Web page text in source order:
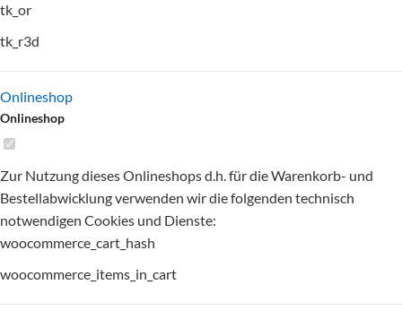
tk_or
tk_r3d
Onlineshop
Onlineshop
Zur Nutzung dieses Onlineshops d.h. für die Warenkorb- und
Bestellabwicklung verwenden wir die folgenden technisch
notwendigen Cookies und Dienste:
woocommerce_cart_hash
woocommerce_items_in_cart